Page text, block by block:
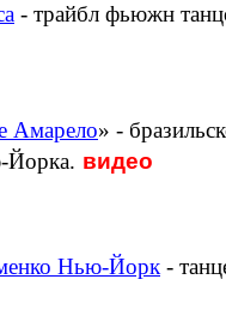
- трайбл фьюжн
Амарело» -
видео
Нью-Йорк-